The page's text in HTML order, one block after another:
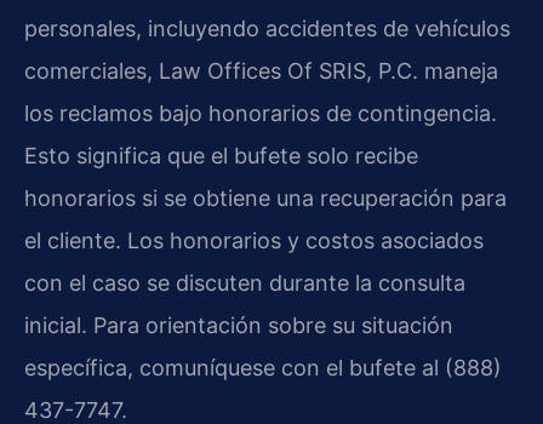
personales, incluyendo accidentes de vehículos
comerciales, Law Offices Of SRIS, P.C. maneja
los reclamos bajo honorarios de contingencia.
Esto significa que el bufete solo recibe
honorarios si se obtiene una recuperación para
el cliente. Los honorarios y costos asociados
con el caso se discuten durante la consulta
inicial. Para orientación sobre su situación
específica, comuníquese con el bufete al (888)
437-7747.